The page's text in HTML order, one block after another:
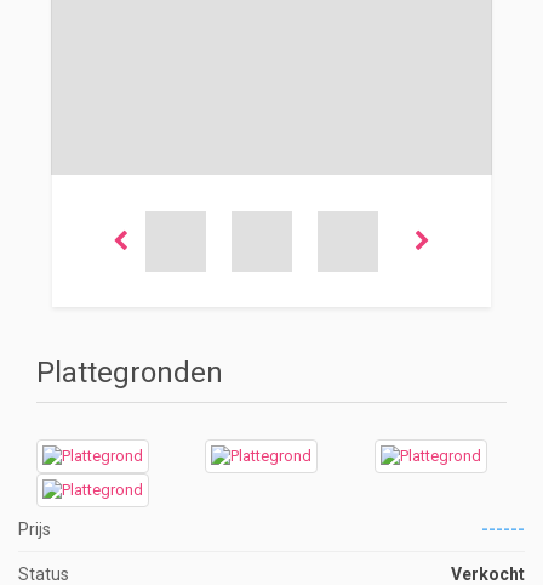
Plattegronden
Prijs ------
Status Verkocht